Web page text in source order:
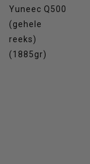
Yuneec Q500
(gehele
reeks)
(1885gr)